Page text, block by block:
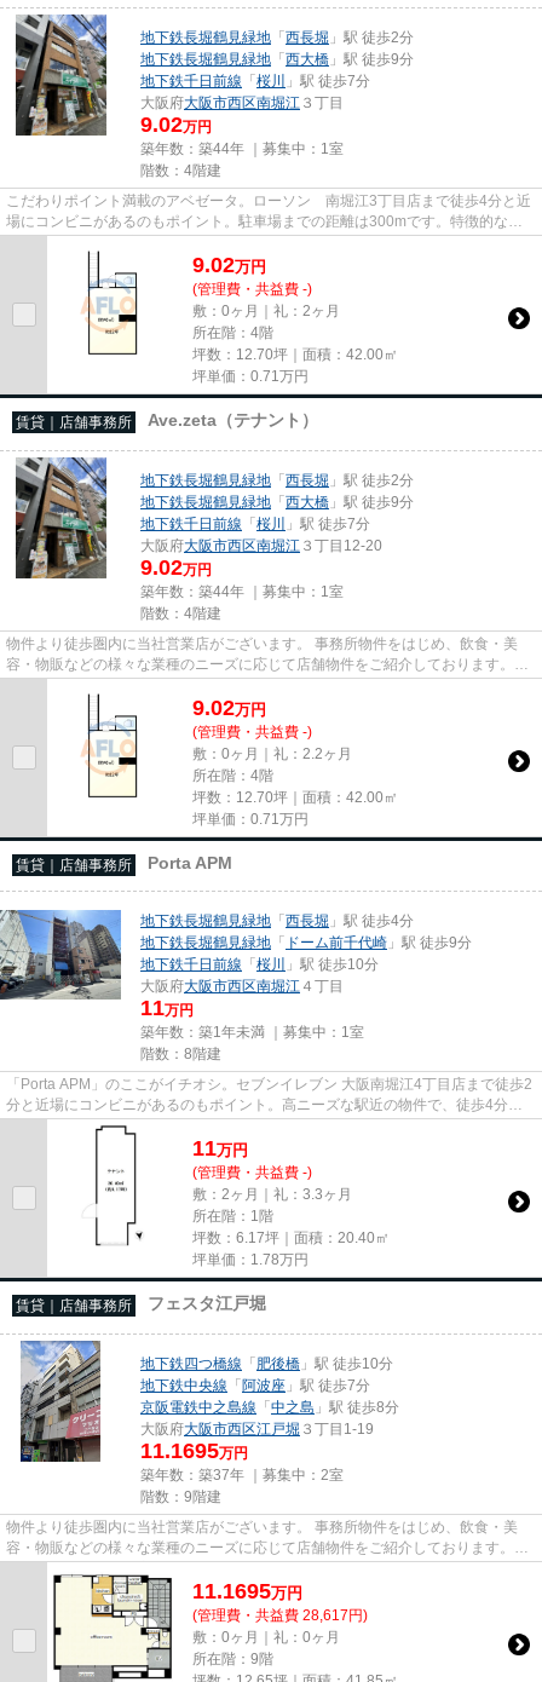
地下鉄長堀鶴見緑地 「西長堀 」駅 徒歩2分
地下鉄長堀鶴見緑地 「西大橋 」駅 徒歩9分
地下鉄千日前線 「桜川
」駅 徒歩7分
大阪府大阪市西区南堀江 ３丁目
9.02万円
築年数：築44年 ｜募集中： 1室
階数：4階建
こだわりポイント満載のアベゼータ。ローソン 南堀江3丁目店まで徒歩4分と近
場にコンビニがあるのもポイント。駐車場までの距離は300mです。特徴的な外
観と洗練された設計の内装を持...
9.02万円
(管理費・共益費 -)
敷：0ヶ月｜礼：2ヶ月
所在階：4階
坪数：12.70坪｜面積：42.00㎡
坪単価： 0.71 万円
賃貸｜店舗事務所 Ave.zeta（テナント）
地下鉄長堀鶴見緑地 「西長堀 」駅 徒歩2分
地下鉄長堀鶴見緑地 「西大橋 」駅 徒歩9分
地下鉄千日前線 「桜川
」駅 徒歩7分
大阪府大阪市西区南堀江 ３丁目12-20
9.02万円
築年数：築44年 ｜募集中： 1室
階数：4階建
物件より徒歩圏内に当社営業店がございます。 事務所物件をはじめ、飲食・美
容・物販などの様々な業種のニーズに応じて店舗物件をご紹介しております。
尚、弊社ではおとり広告は一切...
9.02万円
(管理費・共益費 -)
敷：0ヶ月｜礼：2.2ヶ月
所在階：4階
坪数：12.70坪｜面積：42.00㎡
坪単価： 0.71 万円
賃貸｜店舗事務所 Porta APM
地下鉄長堀鶴見緑地 「西長堀 」駅 徒歩4分
地下鉄長堀鶴見緑地 「 ドーム前千代崎 」駅 徒歩9分
地下鉄千日前線 「桜川
」駅 徒歩10分
大阪府大阪市西区南堀江 ４丁目
11万円
築年数：築1年未満 ｜募集中： 1室
階数：8階建
「Porta APM」のここがイチオシ。セブンイレブン 大阪南堀江4丁目店まで徒歩2
分と近場にコンビニがあるのもポイント。高ニーズな駅近の物件で、徒歩4分で
駅に行くことができます。駐車...
11万円
(管理費・共益費 -)
敷：2ヶ月｜礼：3.3ヶ月
所在階：1階
坪数：6.17坪｜面積：20.40㎡
坪単価： 1.78万円
賃貸｜店舗事務所 フェスタ江戸堀
地下鉄四つ橋線 「肥後橋 」駅 徒歩10分
地下鉄中央線 「阿波座 」駅 徒歩7分
京阪電鉄中之島線 「中之島 」駅 徒歩8分
大阪府大阪市西区江戸堀 ３丁目1-19
11.1695万円
築年数：築37年 ｜募集中： 2室
階数：9階建
物件より徒歩圏内に当社営業店がございます。 事務所物件をはじめ、飲食・美
容・物販などの様々な業種のニーズに応じて店舗物件をご紹介しております。
尚、弊社ではおとり広告は一切...
11.1695万円
(管理費・共益費 28,617円)
敷：0ヶ月｜礼：0ヶ月
所在階：9階